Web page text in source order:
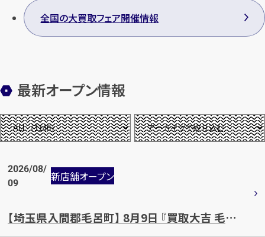
全国の大買取フェア開催情報
最新オープン情報
2026/08/
09
新店舗オープン
【埼玉県入間郡毛呂町】 8月9日 『買取大吉 毛呂山岩井店』OPEN!!